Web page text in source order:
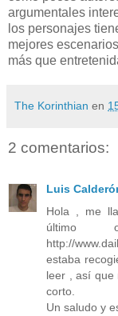
argumentales
los personajes
mejores
más que
The Korinthian en
2 comentarios:
Luis
Hola , me
último
http://
estaba
leer , así que
corto.
Un saludo y